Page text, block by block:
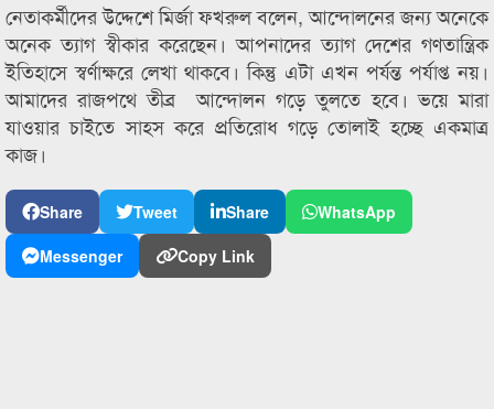
নেতাকর্মীদের উদ্দেশে মির্জা ফখরুল বলেন, আন্দোলনের জন্য অনেকে
অনেক ত্যাগ স্বীকার করেছেন। আপনাদের ত্যাগ দেশের গণতান্ত্রিক
ইতিহাসে স্বর্ণাক্ষরে লেখা থাকবে। কিন্তু এটা এখন পর্যন্ত পর্যাপ্ত নয়।
আমাদের রাজপথে তীব্র আন্দোলন গড়ে তুলতে হবে। ভয়ে মারা
যাওয়ার চাইতে সাহস করে প্রতিরোধ গড়ে তোলাই হচ্ছে একমাত্র
কাজ।
Share Tweet Share
WhatsApp
Messenger
Copy Link